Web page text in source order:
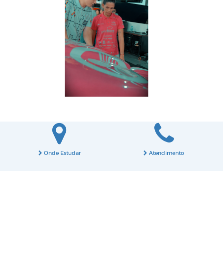
Onde Estudar Atendimento